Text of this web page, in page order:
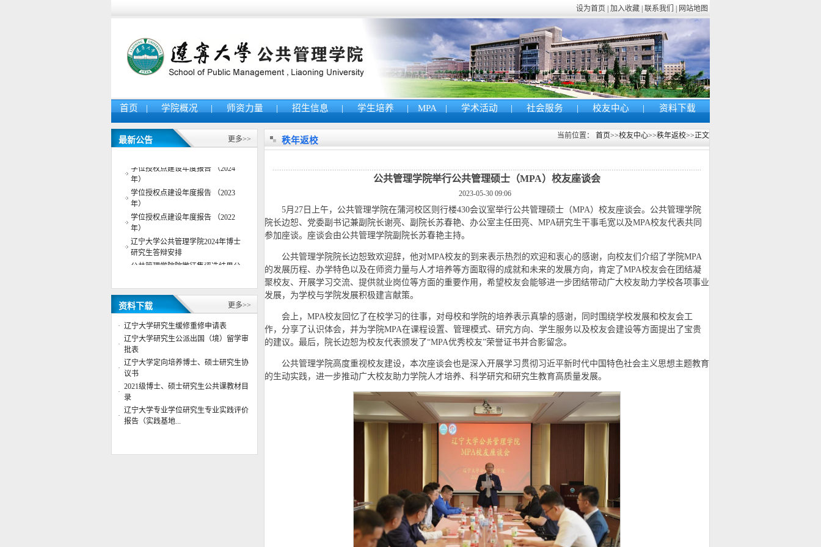
设为首页 | 加入收藏 | 联系我们 | 网站地图
首页 | 学院概况 | 师资力量 | 招生信息 | 学生培养 | MPA | 学术活动 | 社会服务 | 校友中心 | 资料下载
最新公告 更多>>
辽宁大学公共管理学院2025年博士
学位授权点建设年度报告 （2024
年）
学位授权点建设年度报告 （2023
年）
学位授权点建设年度报告 （2022
年）
辽宁大学公共管理学院2024年博士
研究生答辩安排
公共管理学院院徽征集评选结果公
公共管理学院行政管理系主任董杨
副教授应邀参加“第六届数字政府
治理高峰”专题论...
辽宁大学公共管理学院2023年博士
研究生复试成绩
辽宁大学公共管理学院2023年博士
研究生复试工作实施细则
辽宁大学公共管理学院2023年硕士
研究生复试成绩（调剂第二批）
辽宁大学公共管理学院2023年进入
复试考生名单（调剂第二批）
辽宁大学公共管理学院2023年硕士
辽宁大学公共管理学院2025年博士
资料下载 更多>>
· 辽宁大学研究生缓修重修申请表
·
辽宁大学研究生公派出国（境）留学审
批表
·
辽宁大学定向培养博士、硕士研究生协
议书
·
2021级博士、硕士研究生公共课教材目
录
·
辽宁大学专业学位研究生专业实践评价
报告（实践基地...
秩年返校 当前位置： 首页>>校友中心>>秩年返校>>正文
公共管理学院举行公共管理硕士（MPA）校友座谈会
2023-05-30 09:06
5月27日上午，公共管理学院在蒲河校区则行楼430会议室举行公共管理硕士（MPA）校友座谈会。公共管理学院
院长边恕、党委副书记兼副院长谢亮、副院长苏春艳、办公室主任田亮、MPA研究生干事毛宽以及MPA校友代表共同
参加座谈。座谈会由公共管理学院副院长苏春艳主持。
公共管理学院院长边恕致欢迎辞，他对MPA校友的到来表示热烈的欢迎和衷心的感谢，向校友们介绍了学院MPA
的发展历程、办学特色以及在师资力量与人才培养等方面取得的成就和未来的发展方向，肯定了MPA校友会在团结凝
聚校友、开展学习交流、提供就业岗位等方面的重要作用，希望校友会能够进一步团结带动广大校友助力学校各项事业
发展，为学校与学院发展积极建言献策。
会上，MPA校友回忆了在校学习的往事，对母校和学院的培养表示真挚的感谢，同时围绕学校发展和校友会工
作，分享了认识体会，并为学院MPA在课程设置、管理模式、研究方向、学生服务以及校友会建设等方面提出了宝贵
的建议。最后，院长边恕为校友代表颁发了“MPA优秀校友”荣誉证书并合影留念。
公共管理学院高度重视校友建设，本次座谈会也是深入开展学习贯彻习近平新时代中国特色社会主义思想主题教育
的生动实践，进一步推动广大校友助力学院人才培养、科学研究和研究生教育高质量发展。